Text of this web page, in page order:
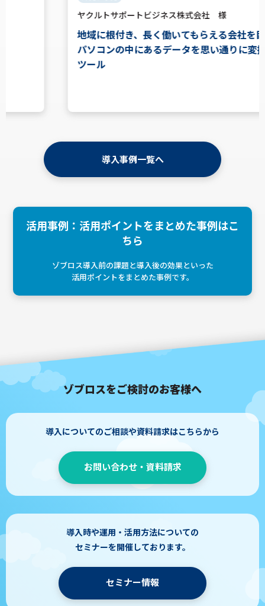
ヤクルトサポートビジネス株式会社 様
地域に根付き、長く働いてもらえる会社を目指す
パソコンの中にあるデータを思い通りに変換する
導入事例一覧へ
活用事例：活用ポイントをまとめた事例はこ
ちら
ゾブロス導入前の課題と導入後の効果といった
活用ポイントをまとめた事例です。
ゾブロスをご検討のお客様へ
導入についてのご相談や資料請求はこちらから
お問い合わせ・資料請求
導入時や運用・活用方法についての
セミナーを開催しております。
セミナー情報